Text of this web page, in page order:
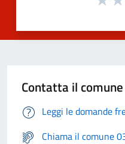
Contatta il comune
Leggi le domande
Chiama il comune